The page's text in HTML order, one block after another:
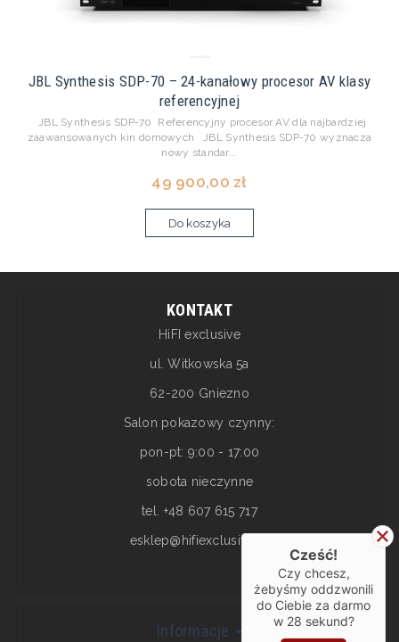
JBL Synthesis SDP-70 – 24-kanałowy procesor AV klasy
referencyjnej
JBL Synthesis SDP-70 Referencyjny procesor AV dla najbardziej
zaawansowanych kin domowych JBL Synthesis SDP-70 wyznacza
nowy standar...
49 900,00 zł
Do koszyka
KONTAKT
HiFI exclusive
ul. Witkowska 5a
62-200 Gniezno
Salon pokazowy czynny:
pon-pt: 9:00 - 17:00
sobota nieczynne
tel. +48 607 615 717
esklep@hifiexclusive.pl
Informacje
Cześć!
Czy chcesz,
żebyśmy oddzwonili
do Ciebie za darmo
w 28 sekund?